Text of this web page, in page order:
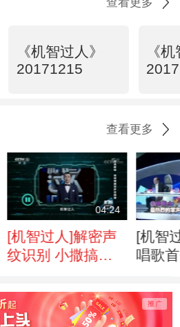
《机智过人》
20171215
《
查看更多
04:24
[机智过人]解密声
纹识别 小撒搞怪
朵”
[机智
唱歌